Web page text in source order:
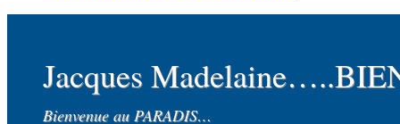
Jacques
Bienvenue au PARADIS…